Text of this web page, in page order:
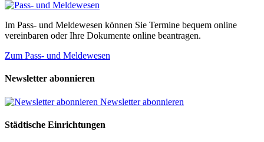
Im Pass- und Meldewesen können Sie Termine bequem online
vereinbaren oder Ihre Dokumente online beantragen.
Zum Pass- und Meldewesen
Newsletter abonnieren
Newsletter abonnieren
Städtische Einrichtungen